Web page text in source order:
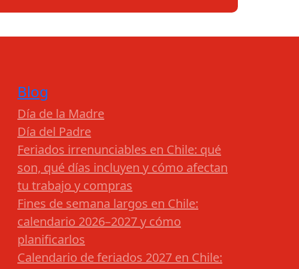
Blog
Día de la Madre
Día del Padre
Feriados irrenunciables en Chile: qué
son, qué días incluyen y cómo afectan
tu trabajo y compras
Fines de semana largos en Chile:
calendario 2026–2027 y cómo
planificarlos
Calendario de feriados 2027 en Chile: